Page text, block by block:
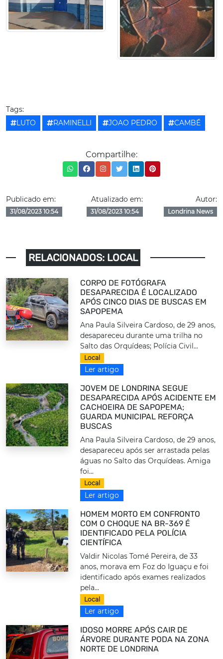
Tags:
LUTO
RAMINELLI JOAO PEDRO CAMBÉ
Compartilhe:
Publicado em:
31/08/2023 10:54
Atualizado em:
31/08/2023 10:54
Autor:
Londrina News
RELACIONADOS: LOCAL
CORPO DE FOTÓGRAFA
DESAPARECIDA É LOCALIZADO
APÓS CINCO DIAS DE BUSCAS EM
SAPOPEMA
Ana Paula Silveira Cardoso, de 29 anos,
desapareceu durante uma trilha no
Salto das Orquídeas; Polícia Civil...
Local
Ler artigo
JOVEM DE LONDRINA SEGUE
DESAPARECIDA APÓS ACIDENTE EM
CACHOEIRA DE SAPOPEMA;
GUARDA MUNICIPAL REFORÇA
BUSCAS
Ana Paula Silveira Cardoso, de 29 anos,
desapareceu após ser arrastada pelas
águas no Salto das Orquídeas. Amiga
foi...
Local
Ler artigo
HOMEM MORTO EM CONFRONTO
COM O CHOQUE NA BR-369 É
IDENTIFICADO PELA POLÍCIA
CIENTÍFICA
Valdir Nicolas Tomé Pereira, de 33
anos, morava em Foz do Iguaçu e foi
identificado após exames realizados
pela...
Local
Ler artigo
IDOSO MORRE APÓS CAIR DE
ÁRVORE DURANTE PODA NA ZONA
NORTE DE LONDRINA